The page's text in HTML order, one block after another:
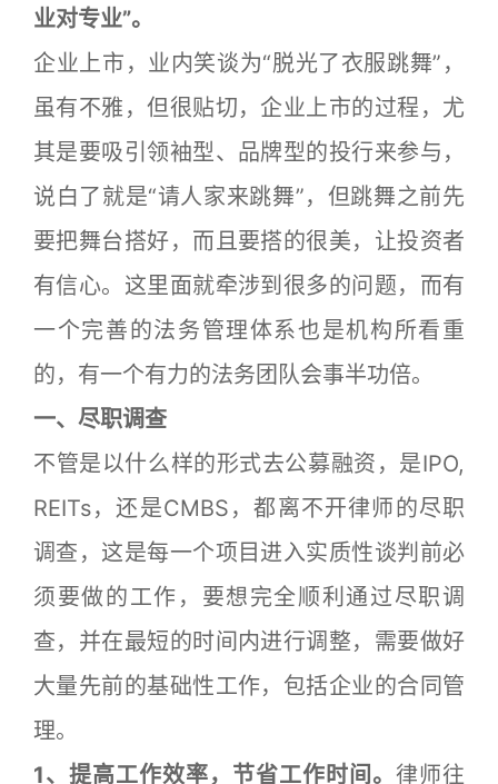
业对专业”。
企业上市，业内笑谈为“脱光了衣服跳舞”，
虽有不雅，但很贴切，企业上市的过程，尤
其是要吸引领袖型、品牌型的投行来参与，
说白了就是“请人家来跳舞”，但跳舞之前先
要把舞台搭好，而且要搭的很美，让投资者
有信心。这里面就牵涉到很多的问题，而有
一个完善的法务管理体系也是机构所看重
的，有一个有力的法务团队会事半功倍。
一、尽职调查
不管是以什么样的形式去公募融资，是IPO,
REITs，还是CMBS，都离不开律师的尽职
调查，这是每一个项目进入实质性谈判前必
须要做的工作，要想完全顺利通过尽职调
查，并在最短的时间内进行调整，需要做好
大量先前的基础性工作，包括企业的合同管
理。
1、提高工作效率，节省工作时间。 律师往